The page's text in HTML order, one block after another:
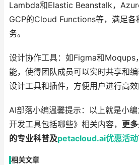
Lambda和Elastic Beanstalk，
GCP的Cloud Functions等，满足各
务。
设计协作工具：如Figma和Moqups
能，使得团队成员可以实时共享和
设计工具和插件，方便用户进行高效
AI部落小编温馨提示：以上就是小
开发工具包括哪些》相关内容，
更
的专业科普及petacloud.ai优惠活动
相关文章